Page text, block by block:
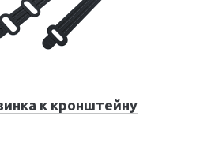
к кронштейну